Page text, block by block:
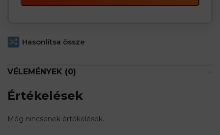
Hasonlítsa össze
VÉLEMÉNYEK (0)
Értékelések
Még nincsenek értékelések.